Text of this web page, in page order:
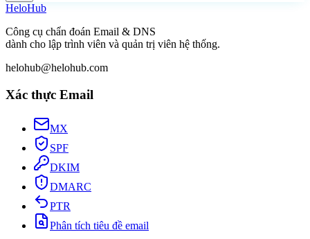
HeloHub
Công cụ chẩn đoán Email & DNS
dành cho lập trình viên và quản trị viên hệ thống.
helohub@helohub.com
Xác thực Email
MX
SPF
DKIM
DMARC
PTR
Phân tích tiêu đề email